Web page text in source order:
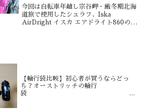
車で厳冬期北海道・年越し宗谷岬
へ挑んだ話
今回は自転車年越し宗谷岬・厳冬期北海
道旅で使用したシュラフ、Iska
AirDright イスカ エアドライト860のレ
せについても考察していきます。
【輪行袋比較】初心者が買うならどっ
ち？オーストリッチの輪行
袋